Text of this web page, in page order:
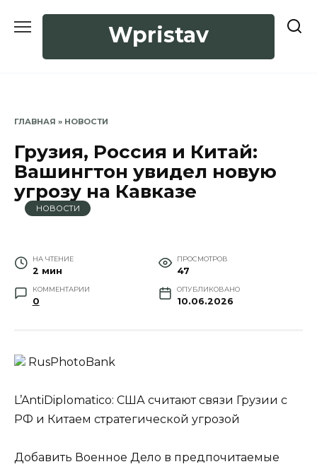
Wpristav
ГЛАВНАЯ » НОВОСТИ
Грузия, Россия и Китай:
Вашингтон увидел новую
угрозу на Кавказе
НОВОСТИ
НА ЧТЕНИЕ
2 мин
ПРОСМОТРОВ
47
КОММЕНТАРИИ
0
ОПУБЛИКОВАНО
10.06.2026
RusPhotoBank
L’AntiDiplomatico: США считают связи Грузии с
РФ и Китаем стратегической угрозой
Добавить Военное Дело в предпочитаемые